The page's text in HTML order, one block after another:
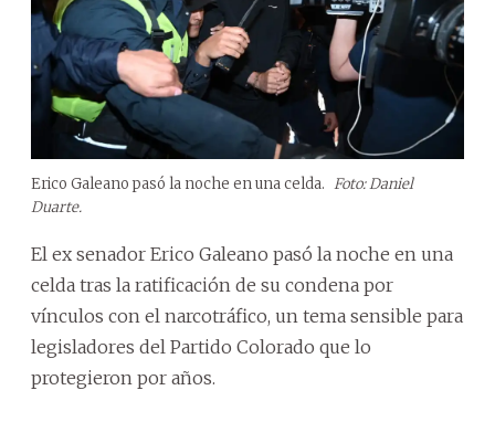
Erico Galeano pasó la noche en una celda. Foto: Daniel
Duarte.
El ex senador Erico Galeano pasó la noche en una
celda tras la ratificación de su condena por
vínculos con el narcotráfico, un tema sensible para
legisladores del Partido Colorado que lo
protegieron por años.